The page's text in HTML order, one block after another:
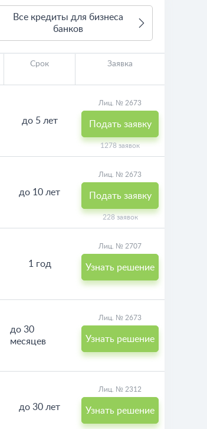
Все кредиты для бизнеса
банков
Срок Заявка
до 5 лет
Лиц. № 2673
Подать заявку
1278 заявок
до 10 лет
Лиц. № 2673
Подать заявку
228 заявок
1 год
Лиц. № 2707
Узнать решение
до 30
месяцев
Лиц. № 2673
Узнать решение
до 30 лет
Лиц. № 2312
Узнать решение